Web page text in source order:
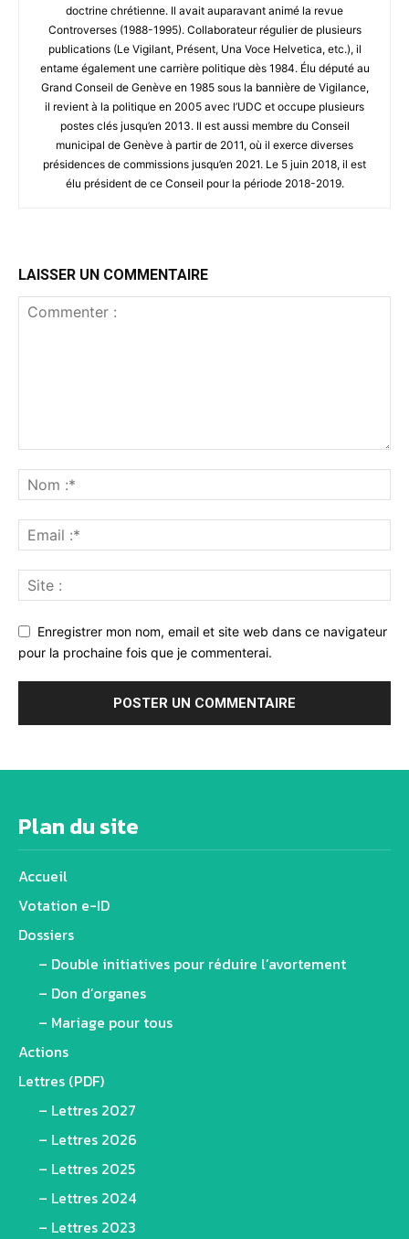
doctrine chrétienne. Il avait auparavant animé la revue
Controverses (1988-1995). Collaborateur régulier de plusieurs
publications (Le Vigilant, Présent, Una Voce Helvetica, etc.), il
entame également une carrière politique dès 1984. Élu député au
Grand Conseil de Genève en 1985 sous la bannière de Vigilance,
il revient à la politique en 2005 avec l’UDC et occupe plusieurs
postes clés jusqu’en 2013. Il est aussi membre du Conseil
municipal de Genève à partir de 2011, où il exerce diverses
présidences de commissions jusqu’en 2021. Le 5 juin 2018, il est
élu président de ce Conseil pour la période 2018-2019.
LAISSER UN COMMENTAIRE
Enregistrer mon nom, email et site web dans ce navigateur
pour la prochaine fois que je commenterai.
Plan du site
Accueil
Votation e-ID
Dossiers
– Double initiatives pour réduire l’avortement
– Don d’organes
– Mariage pour tous
Actions
Lettres (PDF)
– Lettres 2027
– Lettres 2026
– Lettres 2025
– Lettres 2024
– Lettres 2023